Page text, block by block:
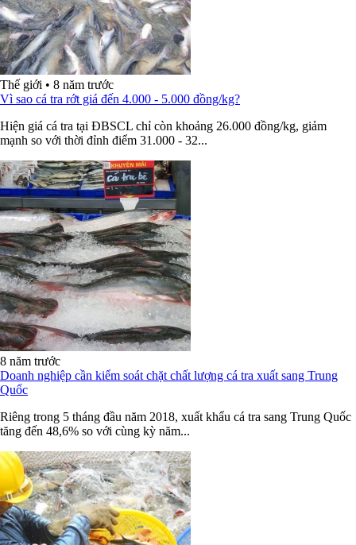
Thế giới • 8 năm trước
Vì sao cá tra rớt giá đến 4.000 - 5.000 đồng/kg?
Hiện giá cá tra tại ĐBSCL chỉ còn khoảng 26.000 đồng/kg, giảm
mạnh so với thời đỉnh điểm 31.000 - 32...
8 năm trước
Doanh nghiệp cần kiểm soát chặt chất lượng cá tra xuất sang Trung
Quốc
Riêng trong 5 tháng đầu năm 2018, xuất khẩu cá tra sang Trung Quốc
tăng đến 48,6% so với cùng kỳ năm...